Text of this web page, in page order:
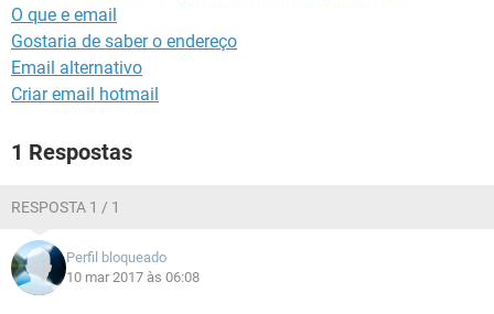
O que e email
Gostaria de saber o endereço
Email alternativo
Criar email hotmail
1 Respostas
RESPOSTA 1 / 1
Perfil bloqueado
10 mar 2017 às 06:08